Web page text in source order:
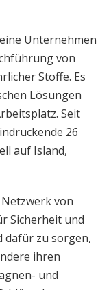
Unternehmen
von
Stoffe. Es
Lösungen
Seit
26
auf Island,
von
Sicherheit und
dafür zu sorgen,
ihren
und